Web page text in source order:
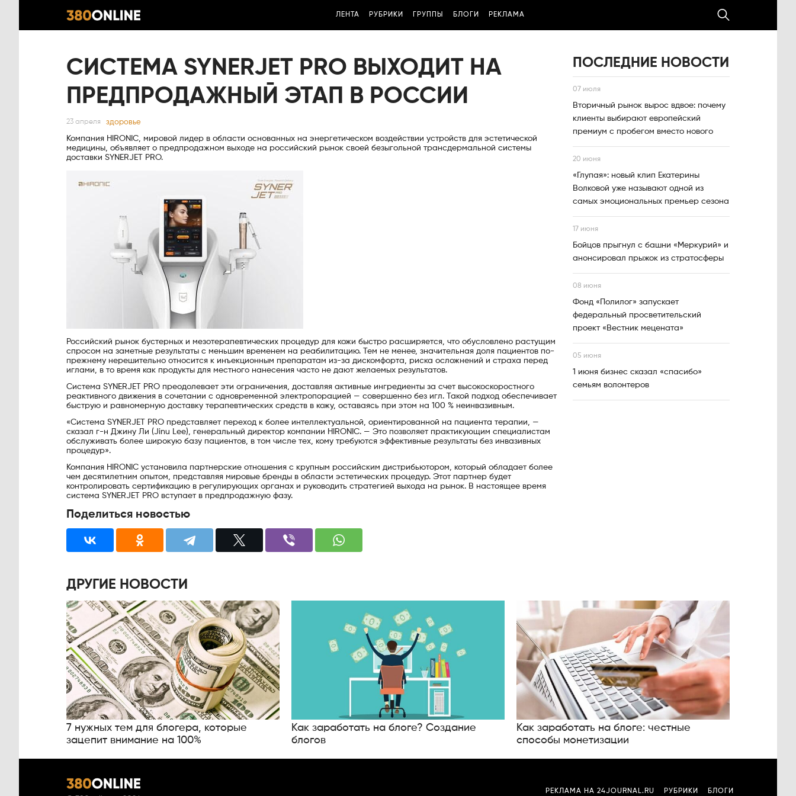
ЛЕНТА РУБРИКИ ГРУППЫ БЛОГИ РЕКЛАМА
СИСТЕМА SYNERJET PRO ВЫХОДИТ НА
ПРЕДПРОДАЖНЫЙ ЭТАП В РОССИИ
23 апреля здоровье
Компания HIRONIC, мировой лидер в области основанных на энергетическом воздействии устройств для эстетической
медицины, объявляет о предпродажном выходе на российский рынок своей безыгольной трансдермальной системы
доставки SYNERJET PRO.
Российский рынок бустерных и мезотерапевтических процедур для кожи быстро расширяется, что обусловлено растущим
спросом на заметные результаты с меньшим временем на реабилитацию. Тем не менее, значительная доля пациентов по-
прежнему нерешительно относится к инъекционным препаратам из-за дискомфорта, риска осложнений и страха перед
иглами, в то время как продукты для местного нанесения часто не дают желаемых результатов.
Система SYNERJET PRO преодолевает эти ограничения, доставляя активные ингредиенты за счет высокоскоростного
реактивного движения в сочетании с одновременной электропорацией — совершенно без игл. Такой подход обеспечивает
быструю и равномерную доставку терапевтических средств в кожу, оставаясь при этом на 100 % неинвазивным.
«Система SYNERJET PRO представляет переход к более интеллектуальной, ориентированной на пациента терапии, —
сказал г-н Джину Ли (Jinu Lee), генеральный директор компании HIRONIC. — Это позволяет практикующим специалистам
обслуживать более широкую базу пациентов, в том числе тех, кому требуются эффективные результаты без инвазивных
процедур».
Компания HIRONIC установила партнерские отношения с крупным российским дистрибьютором, который обладает более
чем десятилетним опытом, представляя мировые бренды в области эстетических процедур. Этот партнер будет
контролировать сертификацию в регулирующих органах и руководить стратегией выхода на рынок. В настоящее время
система SYNERJET PRO вступает в предпродажную фазу.
Поделиться новостью
ПОСЛЕДНИЕ НОВОСТИ
07 июля
Вторичный рынок вырос вдвое: почему
клиенты выбирают европейский
премиум с пробегом вместо нового
20 июня
«Глупая»: новый клип Екатерины
Волковой уже называют одной из
самых эмоциональных премьер сезона
17 июня
Бойцов прыгнул с башни «Меркурий» и
анонсировал прыжок из стратосферы
08 июня
Фонд «Полилог» запускает
федеральный просветительский
проект «Вестник мецената»
05 июня
1 июня бизнес сказал «спасибо»
семьям волонтеров
ДРУГИЕ НОВОСТИ
7 нужных тем для блогера, которые
зацепит внимание на 100%
Как заработать на блоге? Создание
блогов
Как заработать на блоге: честные
способы монетизации
РЕКЛАМА НА 24JOURNAL.RU РУБРИКИ БЛОГИ